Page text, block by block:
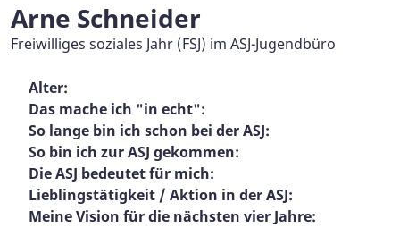
Arne Schneider
Freiwilliges soziales Jahr (FSJ) im ASJ-Jugendbüro
Alter:
Das mache ich "in echt":
So lange bin ich schon bei der ASJ:
So bin ich zur ASJ gekommen:
Die ASJ bedeutet für mich:
Lieblingstätigkeit / Aktion in der ASJ:
Meine Vision für die nächsten vier Jahre: